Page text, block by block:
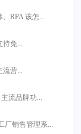
RPA 该怎...
持免...
流营...
流品牌功...
厂销售管理系...